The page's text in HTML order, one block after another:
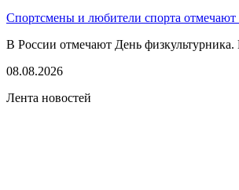
Спортсмены и любители спорта отмечают
В России отмечают День физкультурника.
08.08.2026
Лента новостей